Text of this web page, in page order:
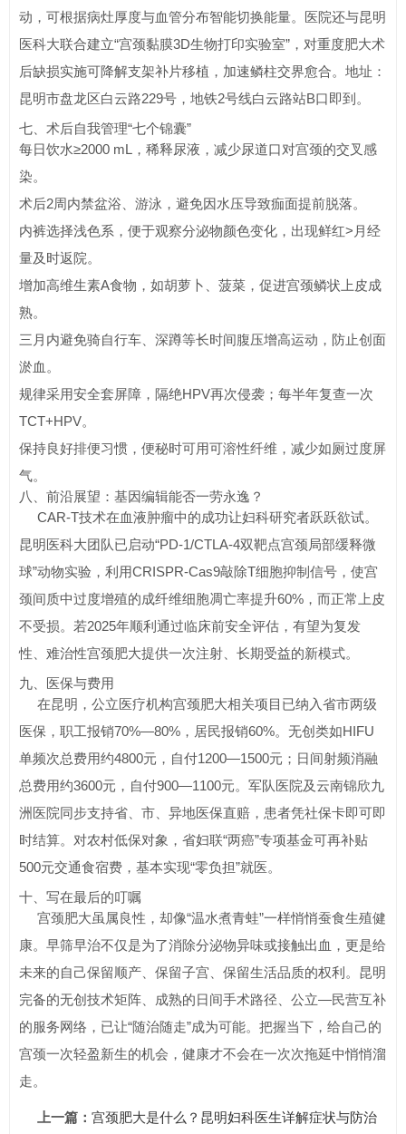
动，可根据病灶厚度与血管分布智能切换能量。医院还与昆明
医科大联合建立“宫颈黏膜3D生物打印实验室”，对重度肥大术
后缺损实施可降解支架补片移植，加速鳞柱交界愈合。地址：
昆明市盘龙区白云路229号，地铁2号线白云路站B口即到。
七、术后自我管理“七个锦囊”
每日饮水≥2000 mL，稀释尿液，减少尿道口对宫颈的交叉感
染。
术后2周内禁盆浴、游泳，避免因水压导致痂面提前脱落。
内裤选择浅色系，便于观察分泌物颜色变化，出现鲜红>月经
量及时返院。
增加高维生素A食物，如胡萝卜、菠菜，促进宫颈鳞状上皮成
熟。
三月内避免骑自行车、深蹲等长时间腹压增高运动，防止创面
淤血。
规律采用安全套屏障，隔绝HPV再次侵袭；每半年复查一次
TCT+HPV。
保持良好排便习惯，便秘时可用可溶性纤维，减少如厕过度屏
气。
八、前沿展望：基因编辑能否一劳永逸？
CAR-T技术在血液肿瘤中的成功让妇科研究者跃跃欲试。
昆明医科大团队已启动“PD-1/CTLA-4双靶点宫颈局部缓释微
球”动物实验，利用CRISPR-Cas9敲除T细胞抑制信号，使宫
颈间质中过度增殖的成纤维细胞凋亡率提升60%，而正常上皮
不受损。若2025年顺利通过临床前安全评估，有望为复发
性、难治性宫颈肥大提供一次注射、长期受益的新模式。
九、医保与费用
在昆明，公立医疗机构宫颈肥大相关项目已纳入省市两级
医保，职工报销70%—80%，居民报销60%。无创类如HIFU
单频次总费用约4800元，自付1200—1500元；日间射频消融
总费用约3600元，自付900—1100元。军队医院及云南锦欣九
洲医院同步支持省、市、异地医保直赔，患者凭社保卡即可即
时结算。对农村低保对象，省妇联“两癌”专项基金可再补贴
500元交通食宿费，基本实现“零负担”就医。
十、写在最后的叮嘱
宫颈肥大虽属良性，却像“温水煮青蛙”一样悄悄蚕食生殖健
康。早筛早治不仅是为了消除分泌物异味或接触出血，更是给
未来的自己保留顺产、保留子宫、保留生活品质的权利。昆明
完备的无创技术矩阵、成熟的日间手术路径、公立—民营互补
的服务网络，已让“随治随走”成为可能。把握当下，给自己的
宫颈一次轻盈新生的机会，健康才不会在一次次拖延中悄悄溜
走。
上一篇： 宫颈肥大是什么？昆明妇科医生详解症状与防治